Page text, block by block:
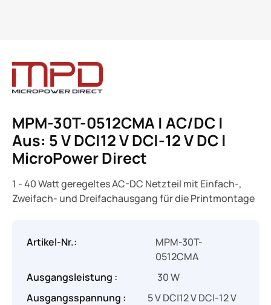
MPM-30T-0512CMA | AC/DC |
Aus: 5 V DC|12 V DC|-12 V DC |
MicroPower Direct
1 - 40 Watt geregeltes AC-DC Netzteil mit Einfach-,
Zweifach- und Dreifachausgang für die Printmontage
Artikel-Nr.:
MPM-30T-
0512CMA
Ausgangsleistung :
30 W
Ausgangsspannung :
5 V DC|12 V DC|-12 V